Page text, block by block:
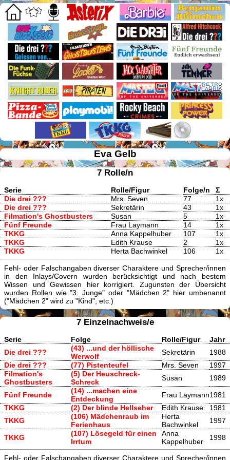
Eva Gelb
7 Rolle/n
Serie Rolle/Figur Folge/n
Σ
Die drei ???
Mrs. Seven 77
1x
Die drei ???
Sekretärin 43
1x
Filmation's Ghostbusters
Susan 5
1x
Fünf Freunde
Frau Laymann 14
1x
TKKG
Anna Kappelhuber 107
1x
TKKG
Edith Krause 2
1x
TKKG
Herta Bachwinkel 106 1x
Fehl- oder Falschangaben diverser Charaktere und Sprecher/innen
in den Inlays/Covern wurden berücksichtigt und nach bestem
Wissen und Gewissen hier korrigiert. Zugunsten der Übersicht
wurden Rollen wie "3. Junge" oder "Mädchen 2" hier umbenannt
("Mädchen 2" wird zu "Kind", etc.)
7 Einzelnachweis/e
Serie Folge Rolle/Figur
Jahr
Die drei ???
(43) ...und der höllische
Werwolf
Sekretärin
1988
Die drei ???
(77) Pistenteufel Mrs. Seven
1997
Filmation's
Ghostbusters
(5) Der Heuschreck-
Schreck
Susan 1989
Fünf Freunde
(14) ...machen eine
Entdeckung
Frau Laymann1981
TKKG
(2) Der blinde Hellseher Edith Krause
1981
TKKG
(106) Mädchenraub im
Ferienhaus
Herta
Bachwinkel
1997
TKKG
(107) Lösegeld für einen
Irrtum
Anna
Kappelhuber
1998
Fehl- oder Falschangaben diverser Charaktere und Sprecher/innen